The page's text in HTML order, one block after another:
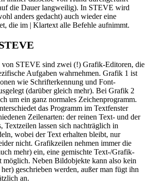
die Dauer langweilig). In STEVE wird
anders gedacht) auch wieder eine
die im | Klartext alle Befehle aufnimmt.
von STEVE sind zwei (!) Grafik-Editoren, die
Aufgaben wahrnehmen. Grafik 1 ist
wie Schrifterkennung und Font-
(darüber gleich mehr). Bei Grafik 2
um ein ganz normales Zeichenprogramm.
das Programm im Textfenster
Zeilenarten: der reinen Text- und der
Textzeilen lassen sich nachträglich in
wobei der Text erhalten bleibt, nur
nicht. Grafikzeilen nehmen immer die
mehr) ein, eine gemischte Text-/Grafik-
möglich. Neben Bildobjekte kann also kein
geschrieben werden, außer man fügt ihn
an.